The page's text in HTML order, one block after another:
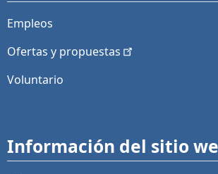
Empleos
Ofertas y propuestas
Voluntario
Información del sitio